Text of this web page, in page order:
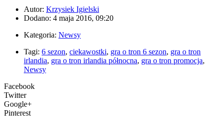
Autor: Krzysiek Igielski
Dodano: 4 maja 2016, 09:20
Kategoria: Newsy
Tagi: 6 sezon, ciekawostki, gra o tron 6 sezon, gra o tron
irlandia, gra o tron irlandia północna, gra o tron promocja,
Newsy
Facebook
Twitter
Google+
Pinterest